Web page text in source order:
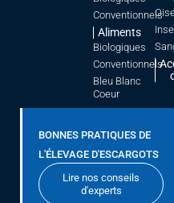
BONNES PRATIQUES DE
L'ÉLEVAGE D'ESCARGOTS
Lire nos conseils
d'experts
Conventionnels
Aliments
Biologiques
Conventionnels
Bleu Blanc
Coeur